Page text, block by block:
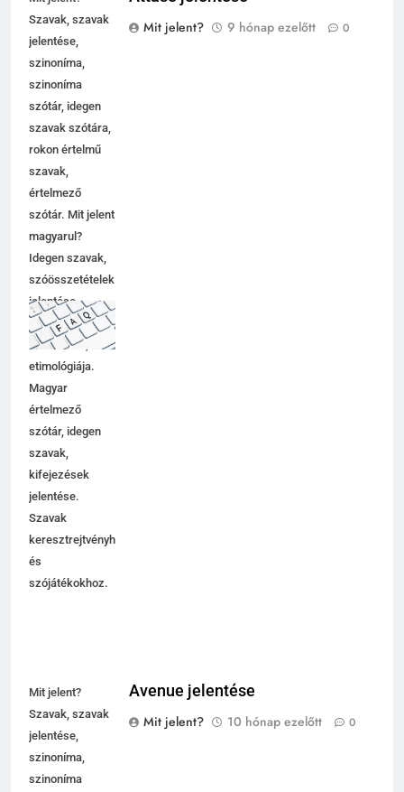
Szavak, szavak
jelentése,
szinoníma,
szinoníma
szótár, idegen
szavak szótára,
rokon értelmű
szavak,
értelmező
szótár. Mit jelent
magyarul?
Idegen szavak,
szóösszetételek
jelentése,
magyarázata,
használata,
etimológiája.
Magyar
értelmező
szótár, idegen
szavak,
kifejezések
jelentése.
Szavak
keresztrejtvényhez
és
szójátékokhoz.
Mit jelent?
9 hónap ezelőtt 0
Mit jelent?
Szavak, szavak
jelentése,
szinoníma,
szinoníma
Avenue jelentése
Mit jelent?
10 hónap ezelőtt 0